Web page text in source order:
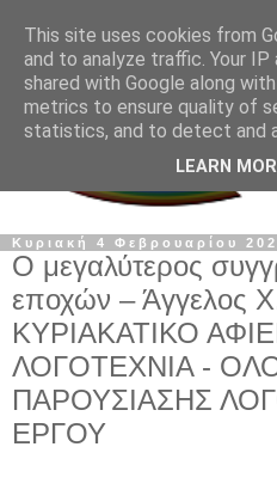
Κυριακή 4 Φεβρουαρίου
Ο μεγαλύτερος
εποχών – Άγγελος
ΚΥΡΙΑΚΑΤΙΚΟ
ΛΟΓΟΤΕΧΝΙΑ -
ΠΑΡΟΥΣΙΑΣΗΣ
ΕΡΓΟΥ
This site uses cookies from
and to analyze traffic. Your
shared with Google along
metrics to ensure quality of
statistics, and to detect and
LEARN